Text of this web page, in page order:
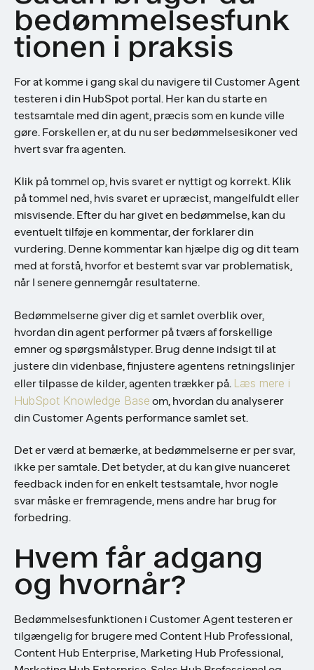
bedømmelsesfunk
tionen i praksis
For at komme i gang skal du navigere til Customer Agent
testeren i din HubSpot portal. Her kan du starte en
testsamtale med din agent, præcis som en kunde ville
gøre. Forskellen er, at du nu ser bedømmelsesikoner ved
hvert svar fra agenten.
Klik på tommel op, hvis svaret er nyttigt og korrekt. Klik
på tommel ned, hvis svaret er upræcist, mangelfuldt eller
misvisende. Efter du har givet en bedømmelse, kan du
eventuelt tilføje en kommentar, der forklarer din
vurdering. Denne kommentar kan hjælpe dig og dit team
med at forstå, hvorfor et bestemt svar var problematisk,
når I senere gennemgår resultaterne.
Bedømmelserne giver dig et samlet overblik over,
hvordan din agent performer på tværs af forskellige
emner og spørgsmålstyper. Brug denne indsigt til at
justere din videnbase, finjustere agentens retningslinjer
eller tilpasse de kilder, agenten trækker på. Læs mere i
HubSpot Knowledge Base om, hvordan du analyserer
din Customer Agents performance samlet set.
Det er værd at bemærke, at bedømmelserne er per svar,
ikke per samtale. Det betyder, at du kan give nuanceret
feedback inden for en enkelt testsamtale, hvor nogle
svar måske er fremragende, mens andre har brug for
forbedring.
Hvem får adgang
og hvornår?
Bedømmelsesfunktionen i Customer Agent testeren er
tilgængelig for brugere med Content Hub Professional,
Content Hub Enterprise, Marketing Hub Professional,